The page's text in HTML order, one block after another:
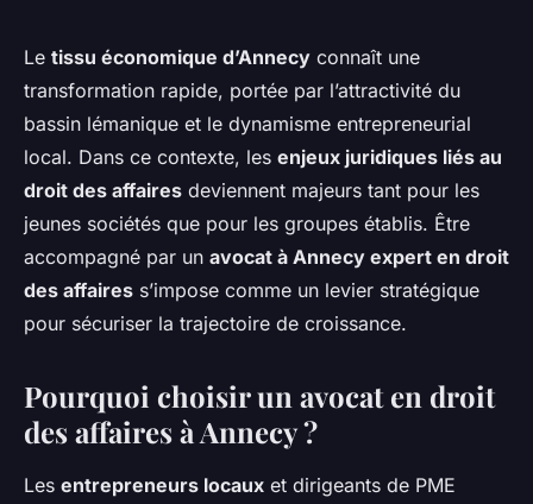
Avocat droit des affaires à
annecy : clé de voûte pour
piloter la croissance de votre
entreprise
Antoine •4 mars 2026 •7 min de lecture
Le tissu économique d’Annecy connaît une
transformation rapide, portée par l’attractivité du
bassin lémanique et le dynamisme entrepreneurial
local. Dans ce contexte, les enjeux juridiques liés au
droit des affaires deviennent majeurs tant pour les
jeunes sociétés que pour les groupes établis. Être
accompagné par un avocat à Annecy expert en droit
des affaires s’impose comme un levier stratégique
pour sécuriser la trajectoire de croissance.
Pourquoi choisir un avocat en droit
des affaires à Annecy ?
Les entrepreneurs locaux et dirigeants de PME